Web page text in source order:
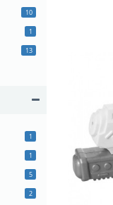
10
1
13
1
1
5
2